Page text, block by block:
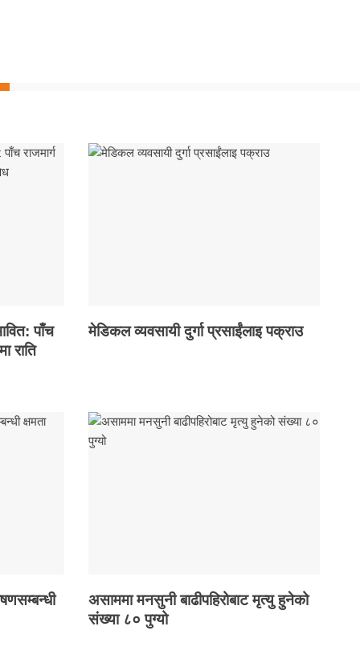
पाँच
राति
मेडिकल व्यवसायी दुर्गा प्रसाईंलाइ पक्राउ
असाममा मनसुनी बाढीपहिरोबाट मृत्यु हुनेको
संख्या ८० पुग्यो